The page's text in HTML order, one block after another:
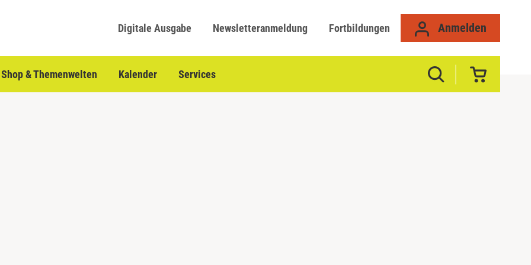
Digitale Ausgabe Newsletteranmeldung Fortbildungen Anmelden
Shop & Themenwelten Kalender Services